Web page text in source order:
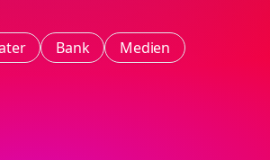
Bank
Medien